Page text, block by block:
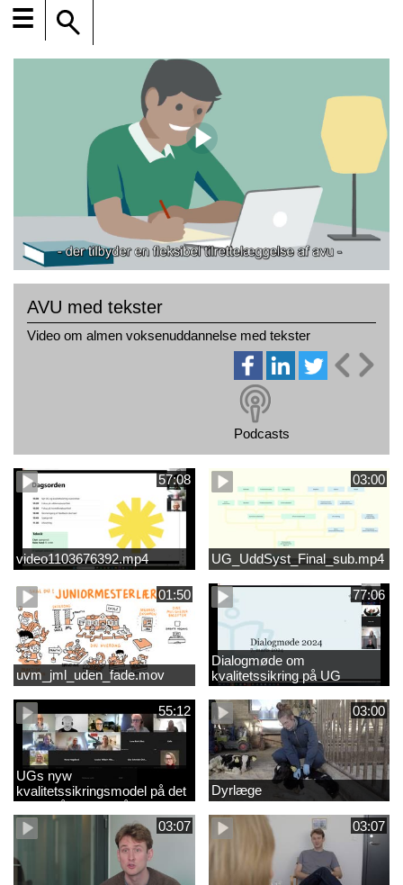
☰
AVU med tekster
Video om almen voksenuddannelse med tekster
Podcasts
57:08
video1103676392.mp4
03:00
UG_UddSyst_Final_sub.mp4
01:50
uvm_jml_uden_fade.mov
77:06
Dialogmøde om
kvalitetssikring på UG
55:12
UGs nyw
kvalitetssikringsmodel på det
videregående område
03:00
Dyrlæge
03:07 03:07